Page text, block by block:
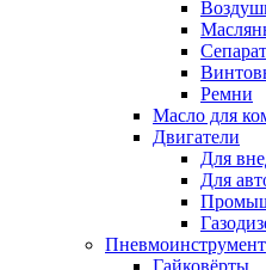
Ремни
Масло для
Двигатели
Для
Для
Пневмоинструмент
Гайковёрты